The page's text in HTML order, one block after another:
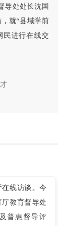
导处处长沈国
就“县域学前
民进行在线交
线访谈。今
教育督导处
普惠督导评